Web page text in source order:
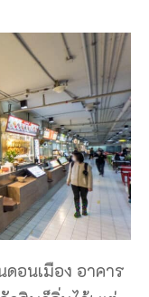
อนเมือง อาคาร